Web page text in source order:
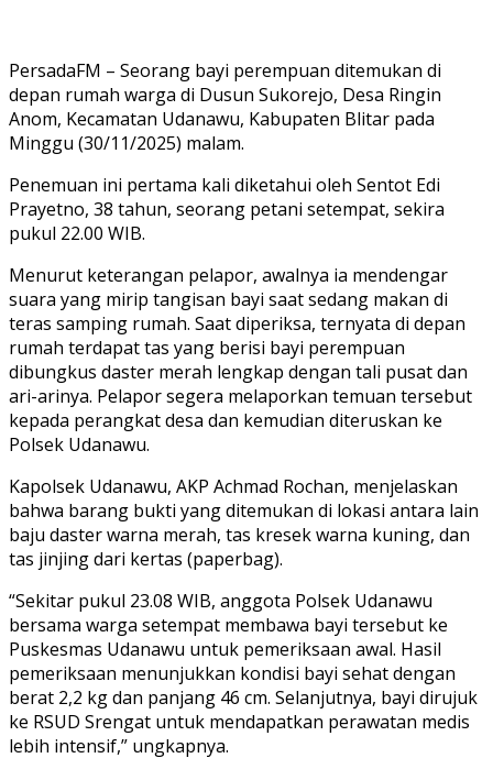
PersadaFM – Seorang bayi perempuan ditemukan di
depan rumah warga di Dusun Sukorejo, Desa Ringin
Anom, Kecamatan Udanawu, Kabupaten Blitar pada
Minggu (30/11/2025) malam.
Penemuan ini pertama kali diketahui oleh Sentot Edi
Prayetno, 38 tahun, seorang petani setempat, sekira
pukul 22.00 WIB.
Menurut keterangan pelapor, awalnya ia mendengar
suara yang mirip tangisan bayi saat sedang makan di
teras samping rumah. Saat diperiksa, ternyata di depan
rumah terdapat tas yang berisi bayi perempuan
dibungkus daster merah lengkap dengan tali pusat dan
ari-arinya. Pelapor segera melaporkan temuan tersebut
kepada perangkat desa dan kemudian diteruskan ke
Polsek Udanawu.
Kapolsek Udanawu, AKP Achmad Rochan, menjelaskan
bahwa barang bukti yang ditemukan di lokasi antara lain
baju daster warna merah, tas kresek warna kuning, dan
tas jinjing dari kertas (paperbag).
“Sekitar pukul 23.08 WIB, anggota Polsek Udanawu
bersama warga setempat membawa bayi tersebut ke
Puskesmas Udanawu untuk pemeriksaan awal. Hasil
pemeriksaan menunjukkan kondisi bayi sehat dengan
berat 2,2 kg dan panjang 46 cm. Selanjutnya, bayi dirujuk
ke RSUD Srengat untuk mendapatkan perawatan medis
lebih intensif,” ungkapnya.